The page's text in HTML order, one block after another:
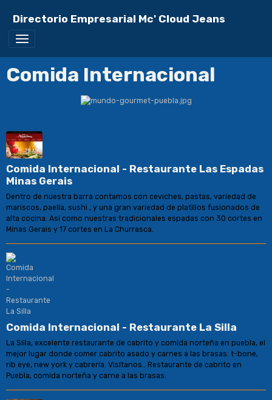
Directorio Empresarial Mc' Cloud Jeans
Comida Internacional
Comida Internacional - Restaurante Las Espadas
Minas Gerais
Dentro de nuestra barra contamos con ceviches, pastas, variedad de
mariscos, paella, sushi , y una gran variedad de platillos fusionados de
alta cocina. Así como nuestras tradicionales espadas con 30 cortes en
Minas Gerais y 17 cortes en La Churrasca.
Comida Internacional - Restaurante La Silla
La Silla, excelente restaurante de cabrito y comida norteña en puebla, el
mejor lugar donde comer cabrito asado y carnes a las brasas. t-bone,
rib eye, new york y cabrería. Visítanos.. Restaurante de cabrito en
Puebla, comida norteña y carne a las brasas.